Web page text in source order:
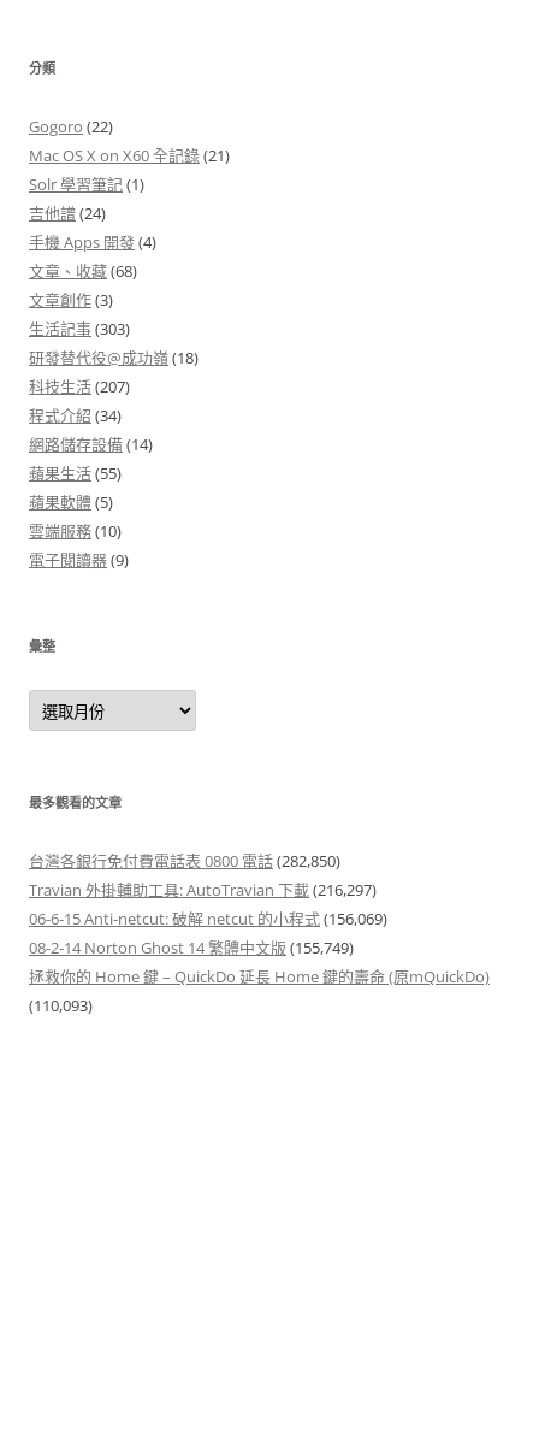
分類
Gogoro (22)
Mac OS X on X60 全記錄(21)
Solr 學習筆記(1)
吉他譜(24)
手機 Apps 開發(4)
文章、收藏(68)
文章創作(3)
生活記事(303)
研發替代役@成功嶺(18)
科技生活(207)
程式介紹 (34)
網路儲存設備(14)
蘋果生活(55)
蘋果軟體(5)
雲端服務(10)
電子閱讀器(9)
彙整
彙
整
最多觀看的文章
台灣各銀行免付費電話表 0800 電話(282,850)
Travian 外掛輔助工具: AutoTravian 下載(216,297)
06-6-15 Anti-netcut: 破解 netcut 的小程式(156,069)
08-2-14 Norton Ghost 14 繁體中文版 (155,749)
拯救你的 Home 鍵 – QuickDo 延長 Home 鍵的壽命 (原mQuickDo)
(110,093)